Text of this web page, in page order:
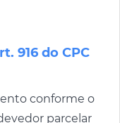
916 do CPC
conforme o
parcelar